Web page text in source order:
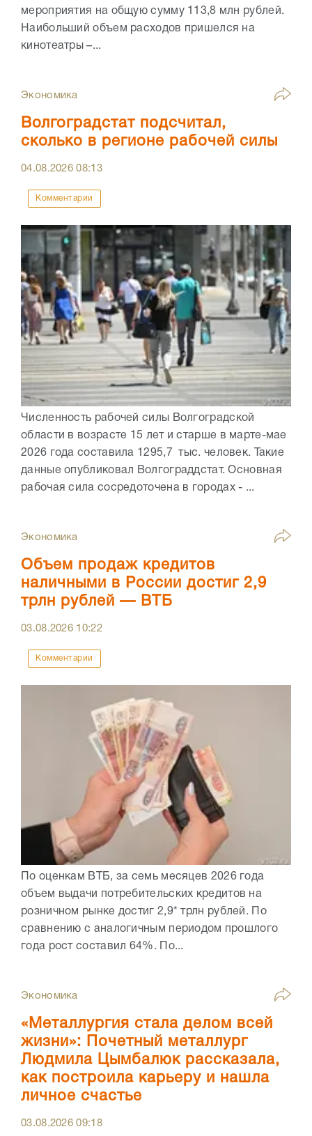
мероприятия на общую сумму 113,8 млн рублей.
Наибольший объем расходов пришелся на
кинотеатры –...
Экономика
Волгоградстат подсчитал,
сколько в регионе рабочей силы
04.08.202608:13
Комментарии
Численность рабочей силы Волгоградской
области в возрасте 15 лет и старше в марте-мае
2026 года составила 1295,7 тыс. человек. Такие
данные опубликовал Волгограддстат. Основная
рабочая сила сосредоточена в городах - ...
Экономика
Объем продаж кредитов
наличными в России достиг 2,9
трлн рублей — ВТБ
03.08.2026 10:22
Комментарии
По оценкам ВТБ, за семь месяцев 2026 года
объем выдачи потребительских кредитов на
розничном рынке достиг 2,9* трлн рублей. По
сравнению с аналогичным периодом прошлого
года рост составил 64%. По...
Экономика
«Металлургия стала делом всей
жизни»: Почетный металлург
Людмила Цымбалюк рассказала,
как построила карьеру и нашла
личное счастье
03.08.202609:18